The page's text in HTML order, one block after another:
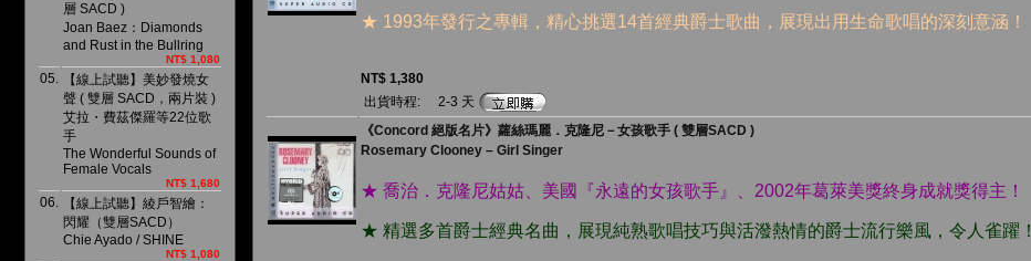
層 SACD )
Joan Baez：Diamonds
and Rust in the Bullring
NT$ 1,080
05.
【線上試聽】美妙發燒女
聲 ( 雙層 SACD，兩片裝 )
艾拉・費茲傑羅等22位歌
手
The Wonderful Sounds of
Female Vocals
NT$ 1,680
06.
【線上試聽】綾戶智繪：
閃耀（雙層SACD）
Chie Ayado / SHINE
NT$ 1,080
★ 1993年發行之專輯，精心挑選14首經典爵士歌曲，展現出用生命歌唱的深刻意涵！
NT$ 1,380
出貨時程:
2-3 天
《Concord 絕版名片》蘿絲瑪麗．克隆尼－女孩歌手 ( 雙層SACD )
Rosemary Clooney ‎– Girl Singer
★ 喬治．克隆尼姑姑、美國『永遠的女孩歌手』、2002年葛萊美獎終身成就獎得主！
★ 精選多首爵士經典名曲，展現純熟歌唱技巧與活潑熱情的爵士流行樂風，令人雀躍！